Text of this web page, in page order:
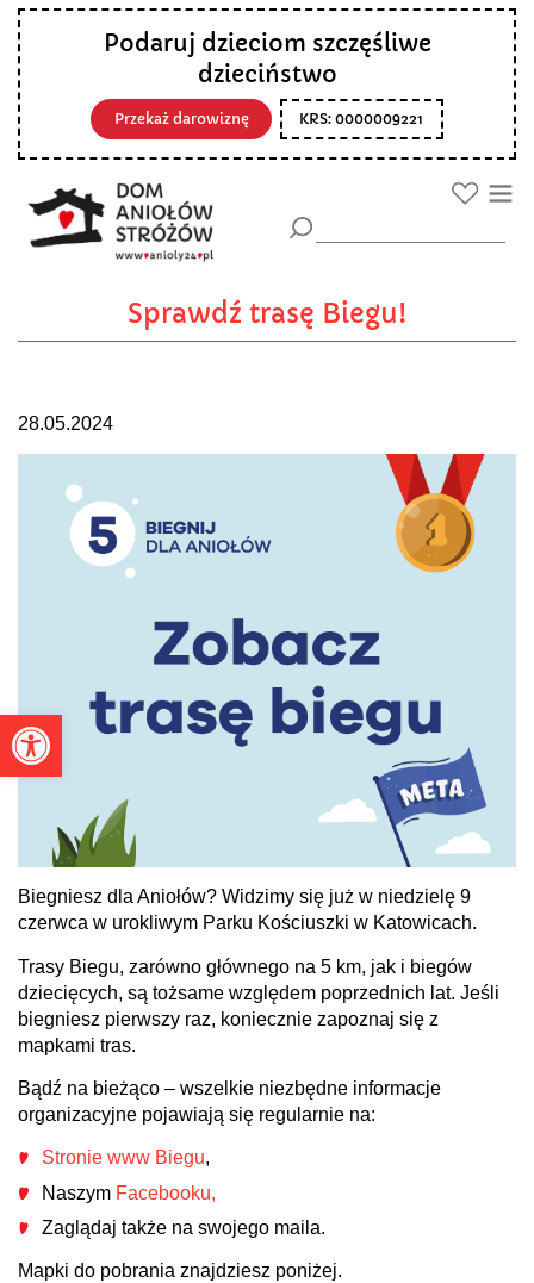
Otwórz pasek narzędzi
Podaruj dzieciom szczęśliwe
dzieciństwo
Przekaż darowiznę KRS: 0000009221
Sprawdź trasę Biegu!
28.05.2024
Biegniesz dla Aniołów? Widzimy się już w niedzielę 9
czerwca w urokliwym Parku Kościuszki w Katowicach.
Trasy Biegu, zarówno głównego na 5 km, jak i biegów
dziecięcych, są tożsame względem poprzednich lat. Jeśli
biegniesz pierwszy raz, koniecznie zapoznaj się z
mapkami tras.
Bądź na bieżąco – wszelkie niezbędne informacje
organizacyjne pojawiają się regularnie na:
Stronie www Biegu,
Naszym Facebooku,
Zaglądaj także na swojego maila.
Mapki do pobrania znajdziesz poniżej.